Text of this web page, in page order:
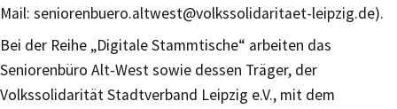
Mail: seniorenbuero.altwest@volkssolidaritaet-leipzig.de).
Bei der Reihe „Digitale Stammtische“ arbeiten das
Seniorenbüro Alt-West sowie dessen Träger, der
Volkssolidarität Stadtverband Leipzig e.V., mit dem